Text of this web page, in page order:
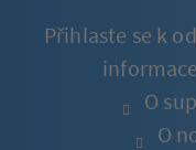
Přihlaste se k
O
O